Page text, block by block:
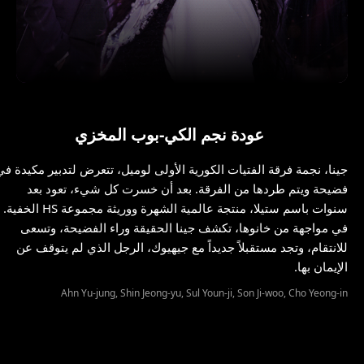
عودة نجم الكي-بوب المخزي
جينا، نجمة فرقة الفتيات الكورية الأولى لوميل، تتعرض لتدبير مكيدة
فضيحة ويتم طردها من الفرقة. بعد أن خسرت كل شيء، تعود بعد
سنوات باسم ستيلا، منتجة عالمية الشهرة ووريثة مجموعة HS الخفية.
في مواجهة من خانوها، تكشف جينا الحقيقة وراء الفضيحة، وتسعى
للانتقام، وتجد مستقبلاً جديداً مع جيهيوك، الرجل الذي لم يتوقف عن
الإيمان بها.
Ahn Yu-jung, Shin Jeong-yu, Sul Youn-ji, Son Ji-woo, Cho Yeong-in